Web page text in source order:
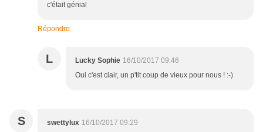
c'était génial
Répondre
L Lucky Sophie 16/10/2017 09:46
Oui c'est clair, un p'tit coup de vieux pour nous ! :-)
S swettylux 16/10/2017 09:29